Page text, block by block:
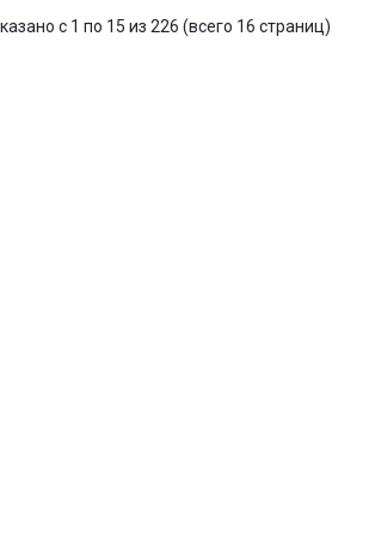
с 1 по 15 из 226 (всего 16 страниц)